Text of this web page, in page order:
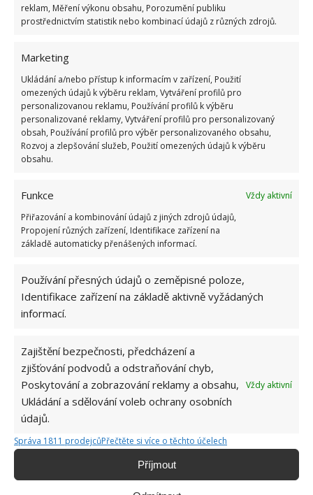
reklam, Měření výkonu obsahu, Porozumění publiku
prostřednictvím statistik nebo kombinací údajů z různých zdrojů.
Marketing
Ukládání a/nebo přístup k informacím v zařízení, Použití
omezených údajů k výběru reklam, Vytváření profilů pro
personalizovanou reklamu, Používání profilů k výběru
personalizované reklamy, Vytváření profilů pro personalizovaný
obsah, Používání profilů pro výběr personalizovaného obsahu,
Rozvoj a zlepšování služeb, Použití omezených údajů k výběru
obsahu.
Funkce
Vždy aktivní
Přiřazování a kombinování údajů z jiných zdrojů údajů,
Propojení různých zařízení, Identifikace zařízení na
základě automaticky přenášených informací.
Používání přesných údajů o zeměpisné poloze,
Identifikace zařízení na základě aktivně vyžádaných
informací.
Zajištění bezpečnosti, předcházení a
zjišťování podvodů a odstraňování chyb,
Poskytování a zobrazování reklamy a obsahu,
Ukládání a sdělování voleb ochrany osobních
údajů.
Vždy aktivní
Správa 1811 prodejcůPřečtěte si více o těchto účelech
Příjmout
Tomuto triku asi nebudete chtít věřit, ale je to
zkoušeli všemožnými způsoby
vína a nic nepomohlo, vyzkoušejte toto jednoduché
řešení. Jediné, co budete potřebovat, je obyčejný
krém na holení, který skvrny zaručeně odstraní.
Špinavou látku si těsně před praním natřete
krémem na holení a nechte ho chvíli působit. Obecně
když jste tomu nevěřili, uvidíte, že skvrna bude pryč
a oblečení bude opět jako nové.